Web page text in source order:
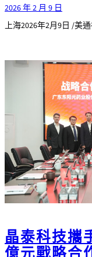
2026 年 2 月 9 日
上海2026年2月9日 /美
晶泰科技攜
億元戰略合